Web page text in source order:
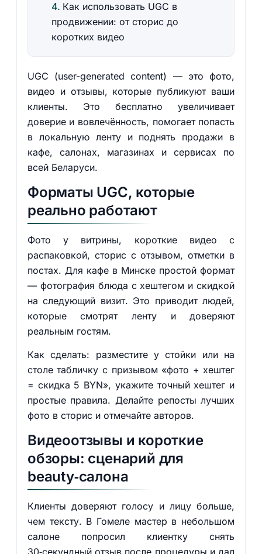
Как использовать UGC в
продвижении: от сторис до
коротких видео
UGC (user-generated content) — это фото,
видео и отзывы, которые публикуют ваши
клиенты. Это бесплатно увеличивает
доверие и вовлечённость, помогает попасть
в локальную ленту и поднять продажи в
кафе, салонах, магазинах и сервисах по
всей Беларуси.
Форматы UGC, которые
реально работают
Фото у витрины, короткие видео с
распаковкой, сторис с отзывом, отметки в
постах. Для кафе в Минске простой формат
— фотография блюда с хештегом и скидкой
на следующий визит. Это приводит людей,
которые смотрят ленту и доверяют
реальным гостям.
Как сделать: разместите у стойки или на
столе табличку с призывом «фото + хештег
= скидка 5 BYN», укажите точный хештег и
простые правила. Делайте репосты лучших
фото в сторис и отмечайте авторов.
Видеоотзывы и короткие
обзоры: сценарий для
beauty‑салона
Клиенты доверяют голосу и лицу больше,
чем тексту. В Гомеле мастер в небольшом
салоне попросил клиентку снять
30‑секундный отзыв после процедуры и дал